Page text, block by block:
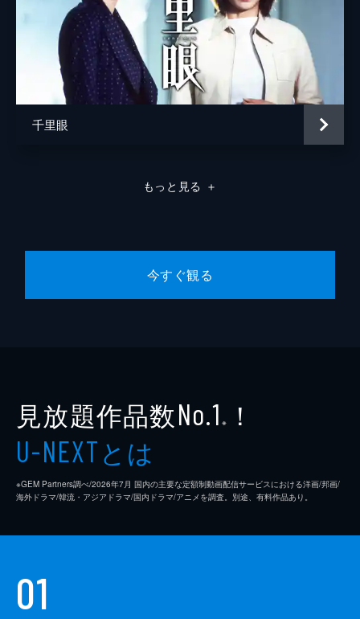
千里眼
もっと見る ＋
今すぐ観る
見放題作品数No.1 ※ ！
U-NEXTとは
※GEM Partners調べ/2026年7⽉ 国内の主要な定額制動画配信サービスにおける洋画/邦画/
海外ドラマ/韓流・アジアドラマ/国内ドラマ/アニメを調査。別途、有料作品あり。
01